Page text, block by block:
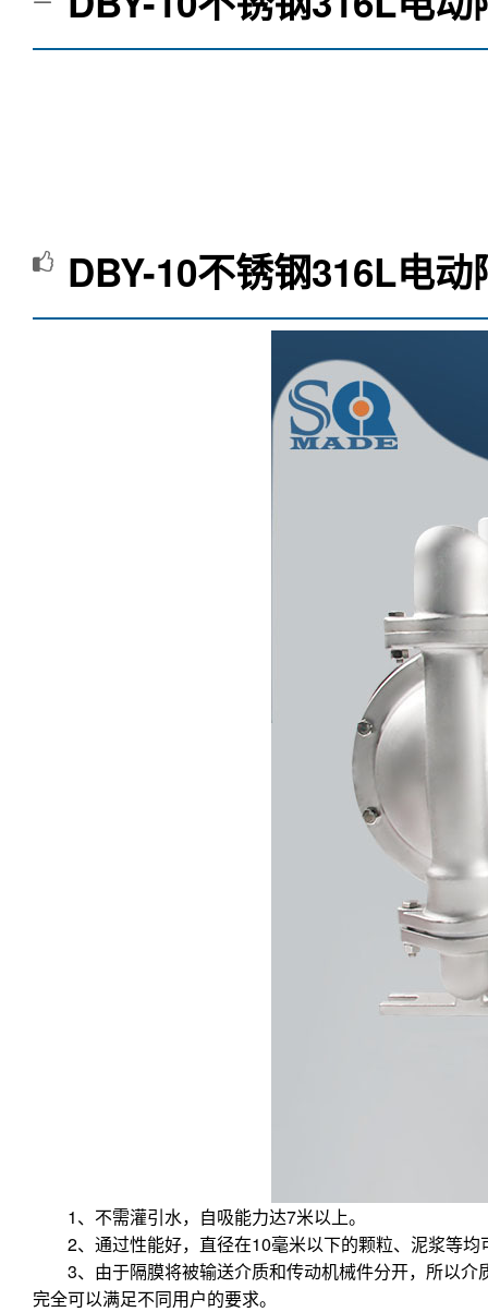
DBY-10不锈钢316L电
1、不需灌引水，自吸能力达7米以上。
2、通过性能好，直径在10毫米以下的颗粒、泥浆等均
3、由于隔膜将被输送介质和传动机械件分开，所以介
完全可以满足不同用户的要求。